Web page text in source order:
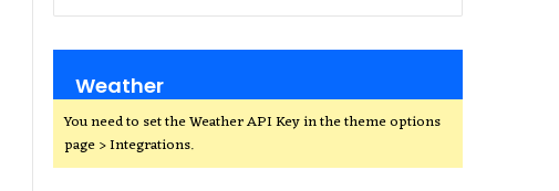
Weather
You need to set the Weather API Key in the theme options
page > Integrations.